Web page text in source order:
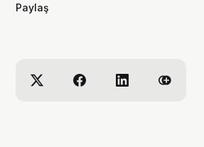
de bana eşlik etmek isterseniz,
Paylaş